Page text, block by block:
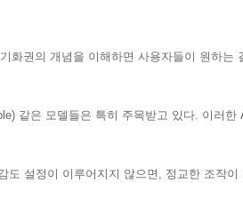
권의 개념을 이해하면 사용자들이 원하는
같은 모델들은 특히 주목받고 있다. 이러
설정이 이루어지지 않으면, 정교한 조작